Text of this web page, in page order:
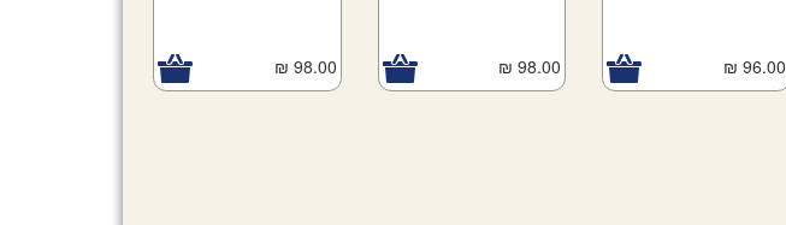
96.00 ₪
98.00 ₪
98.00 ₪